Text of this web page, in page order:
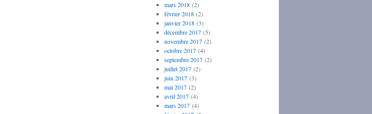
mars 2018(2)
février 2018(2)
janvier 2018(3)
décembre 2017(5)
novembre 2017(2)
octobre 2017(4)
septembre 2017(2)
juillet 2017(2)
juin 2017(3)
mai 2017(2)
avril 2017(4)
mars 2017(4)